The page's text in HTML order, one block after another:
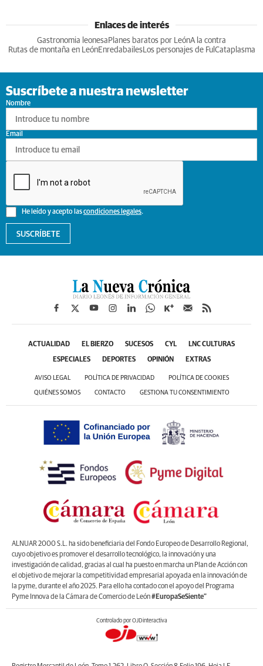
Enlaces de interés
Gastronomia leonesa Planes baratos por LeónA la contra
Rutas de montaña en LeónEnredabailesLos personajes de Ful Cataplasma
Suscríbete a nuestra newsletter
Nombre
He leído y acepto lascondiciones legales.
Email
SUSCRÍBETE
ACTUALIDAD EL BIERZO SUCESOS CYL LNC CULTURAS
ESPECIALES DEPORTES OPINIÓN EXTRAS
AVISO LEGAL POLÍTICA DE PRIVACIDAD POLÍTICA DE COOKIES
QUIÉNES SOMOS CONTACTO GESTIONA TU CONSENTIMIENTO
ALNUAR 2000 S.L. ha sido beneficiaria del Fondo Europeo de Desarrollo Regional,
cuyo objetivo es promover el desarrollo tecnológico, la innovación y una
investigación de calidad, gracias al cual ha puesto en marcha un Plan de Acción con
el objetivo de mejorar la competitividad empresarial apoyada en la innovación de
la pyme, durante el año 2025. Para ello ha contado con el apoyo del Programa
Pyme Innova de la Cámara de Comercio de León#EuropaSeSiente”
Controlado por OJDinteractiva